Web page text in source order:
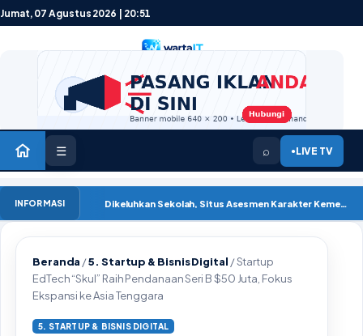
Lewati ke konten
Jumat, 07 Agustus 2026 | 20:51
☰ ⌕ ●LIVE TV
INFORMASI Dikeluhkan Sekolah, Situs Asesmen Karakter Kemendikdasmen Mengalami Gangguan ‘
Beranda /5. Startup & Bisnis Digital /Startup
EdTech “Skul” Raih Pendanaan Seri B $50 Juta, Fokus
Ekspansi ke Asia Tenggara
5. STARTUP & BISNIS DIGITAL